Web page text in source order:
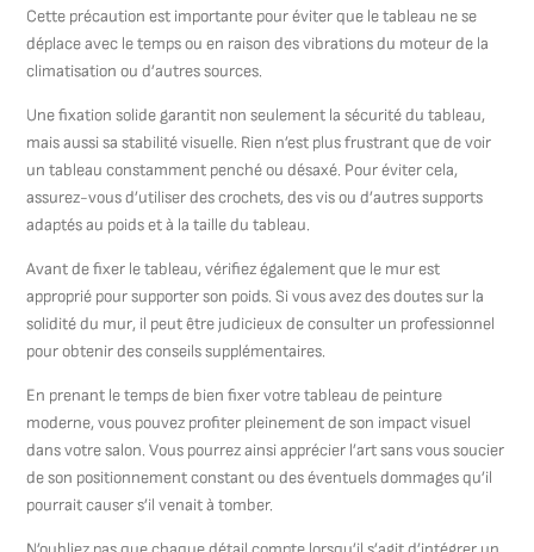
Cette précaution est importante pour éviter que le tableau ne se
déplace avec le temps ou en raison des vibrations du moteur de la
climatisation ou d’autres sources.
Une fixation solide garantit non seulement la sécurité du tableau,
mais aussi sa stabilité visuelle. Rien n’est plus frustrant que de voir
un tableau constamment penché ou désaxé. Pour éviter cela,
assurez-vous d’utiliser des crochets, des vis ou d’autres supports
adaptés au poids et à la taille du tableau.
Avant de fixer le tableau, vérifiez également que le mur est
approprié pour supporter son poids. Si vous avez des doutes sur la
solidité du mur, il peut être judicieux de consulter un professionnel
pour obtenir des conseils supplémentaires.
En prenant le temps de bien fixer votre tableau de peinture
moderne, vous pouvez profiter pleinement de son impact visuel
dans votre salon. Vous pourrez ainsi apprécier l’art sans vous soucier
de son positionnement constant ou des éventuels dommages qu’il
pourrait causer s’il venait à tomber.